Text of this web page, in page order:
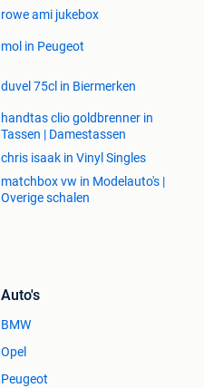
rowe ami jukebox
mol in Peugeot
duvel 75cl in Biermerken
handtas clio goldbrenner in
Tassen | Damestassen
chris isaak in Vinyl Singles
matchbox vw in Modelauto's |
Overige schalen
Auto's
BMW
Opel
Peugeot